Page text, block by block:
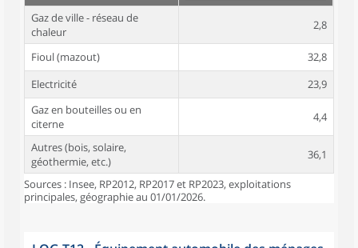
Gaz de ville - réseau de
chaleur
2,8
Fioul (mazout)
32,8
Electricité
23,9
Gaz en bouteilles ou en
citerne
4,4
Autres (bois, solaire,
géothermie, etc.)
36,1
Sources : Insee, RP2012, RP2017 et RP2023, exploitations
principales, géographie au 01/01/2026.